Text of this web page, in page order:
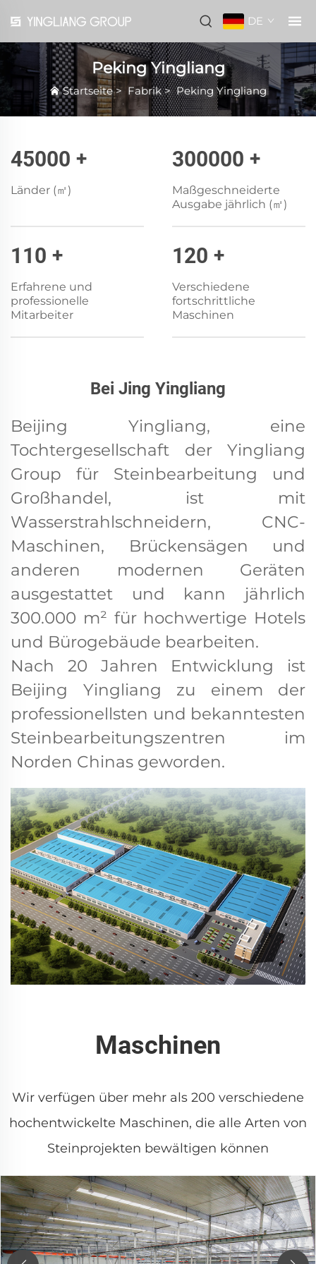
DE
Peking Yingliang
Startseite> Fabrik>Peking Yingliang
45000 +
Länder (㎡)
300000 +
Maßgeschneiderte
Ausgabe jährlich (㎡)
110 +
Erfahrene und
professionelle
Mitarbeiter
120 +
Verschiedene
fortschrittliche
Maschinen
Bei Jing Yingliang
Beijing Yingliang, eine
Tochtergesellschaft der Yingliang
Group für Steinbearbeitung und
Großhandel, ist mit
Wasserstrahlschneidern, CNC-
Maschinen, Brückensägen und
anderen modernen Geräten
ausgestattet und kann jährlich
300.000 m² für hochwertige Hotels
und Bürogebäude bearbeiten.
Nach 20 Jahren Entwicklung ist
Beijing Yingliang zu einem der
professionellsten und bekanntesten
Steinbearbeitungszentren im
Norden Chinas geworden.
Maschinen
Wir verfügen über mehr als 200 verschiedene
hochentwickelte Maschinen, die alle Arten von
Steinprojekten bewältigen können